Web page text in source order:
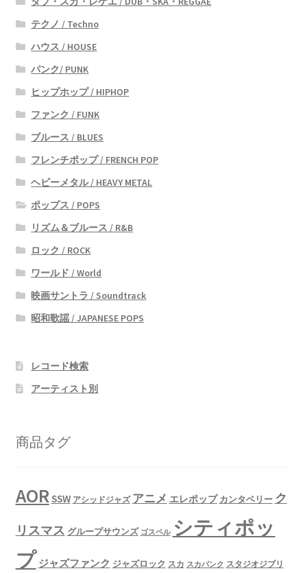
テクノ / Techno
ハウス / HOUSE
パンク/ PUNK
ヒップホップ / HIPHOP
ファンク / FUNK
ブルース / BLUES
フレンチポップ / FRENCH POP
ヘビーメタル / HEAVY METAL
ポップス / POPS
リズム＆ブルース / R&B
ロック / ROCK
ワールド / World
映画サントラ / Soundtrack
昭和歌謡 / JAPANESE POPS
レコード検索
アーティスト別
商品タグ
AORSSW アシッドジャズ アニメ エレポップ カンタベリー ク
リスマス グループサウンズ ゴスペル シティポッ
プ ジャズファンク ジャズロック スカ スカパンク スタジオジブリ